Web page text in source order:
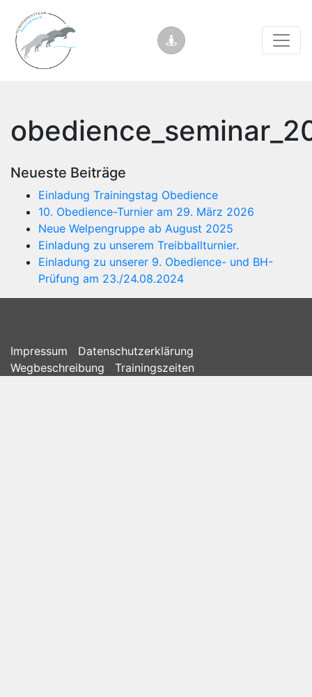
Neueste Beiträge
Einladung Trainingstag Obedience
10. Obedience-Turnier am 29. März 2026
Neue Welpengruppe ab August 2025
Einladung zu unserem Treibballturnier.
Einladung zu unserer 9. Obedience- und BH-
Prüfung am 23./24.08.2024
Impressum
Datenschutzerklärung
Wegbeschreibung
Trainingszeiten